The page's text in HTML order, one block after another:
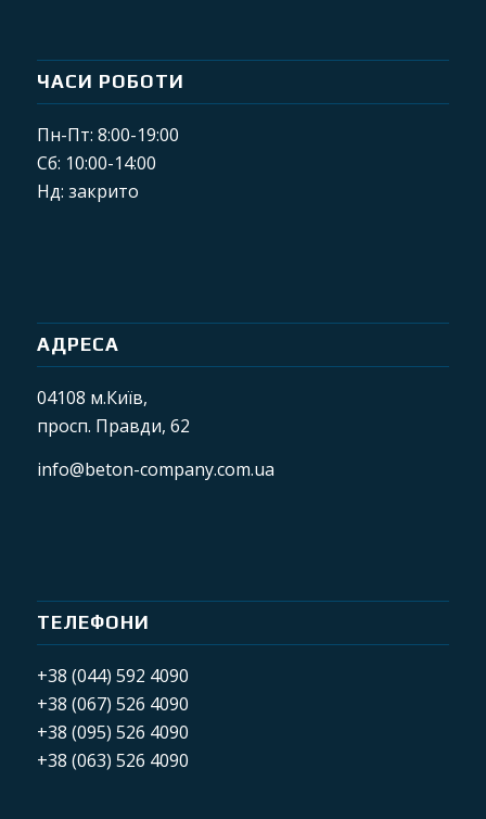
ЧАСИ РОБОТИ
Пн-Пт: 8:00-19:00
Сб: 10:00-14:00
Нд: закрито
АДРЕСА
04108 м.Київ,
просп. Правди, 62
info@beton-company.com.ua
ТЕЛЕФОНИ
+38 (044) 592 4090
+38 (067) 526 4090
+38 (095) 526 4090
+38 (063) 526 4090